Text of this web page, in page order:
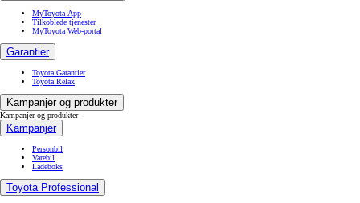
MyToyota-App
Tilkoblede tjenester
MyToyota Web-portal
Garantier
Toyota Garantier
Toyota Relax
Kampanjer og produkter
Kampanjer og produkter
Kampanjer
Personbil
Varebil
Ladeboks
Toyota Professional